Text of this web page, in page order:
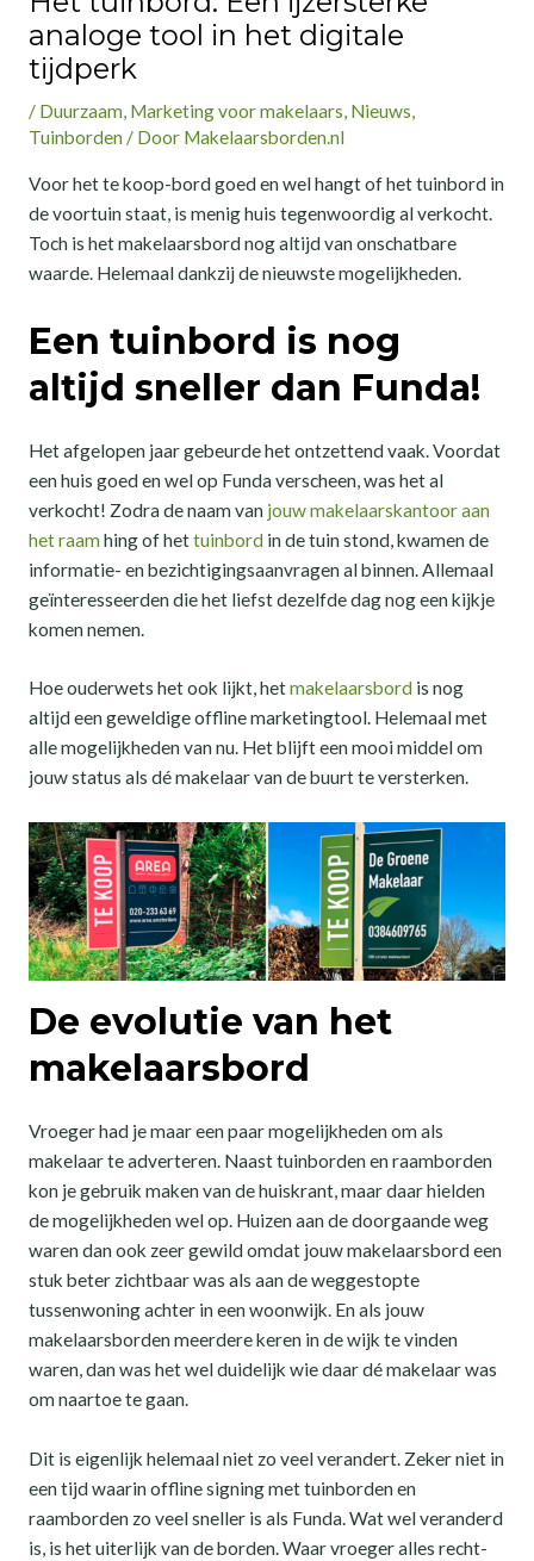
analoge tool in het digitale
tijdperk
/ Duurzaam, Marketing voor makelaars, Nieuws,
Tuinborden / Door Makelaarsborden.nl
Voor het te koop-bord goed en wel hangt of het tuinbord in
de voortuin staat, is menig huis tegenwoordig al verkocht.
Toch is het makelaarsbord nog altijd van onschatbare
waarde. Helemaal dankzij de nieuwste mogelijkheden.
Een tuinbord is nog
altijd sneller dan Funda!
Het afgelopen jaar gebeurde het ontzettend vaak. Voordat
een huis goed en wel op Funda verscheen, was het al
verkocht! Zodra de naam van jouw makelaarskantoor aan
het raam hing of hettuinbord in de tuin stond, kwamen de
informatie- en bezichtigingsaanvragen al binnen. Allemaal
geïnteresseerden die het liefst dezelfde dag nog een kijkje
komen nemen.
Hoe ouderwets het ook lijkt, hetmakelaarsbord is nog
altijd een geweldige offline marketingtool. Helemaal met
alle mogelijkheden van nu. Het blijft een mooi middel om
jouw status als dé makelaar van de buurt te versterken.
De evolutie van het
makelaarsbord
Vroeger had je maar een paar mogelijkheden om als
makelaar te adverteren. Naast tuinborden en raamborden
kon je gebruik maken van de huiskrant, maar daar hielden
de mogelijkheden wel op. Huizen aan de doorgaande weg
waren dan ook zeer gewild omdat jouw makelaarsbord een
stuk beter zichtbaar was als aan de weggestopte
tussenwoning achter in een woonwijk. En als jouw
makelaarsborden meerdere keren in de wijk te vinden
waren, dan was het wel duidelijk wie daar dé makelaar was
om naartoe te gaan.
Dit is eigenlijk helemaal niet zo veel verandert. Zeker niet in
een tijd waarin offline signing met tuinborden en
raamborden zo veel sneller is als Funda. Wat wel veranderd
is, is het uiterlijk van de borden. Waar vroeger alles recht-